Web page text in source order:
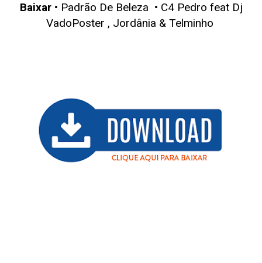
Baixar• Padrão De Beleza • C4 Pedro feat Dj
VadoPoster , Jordânia & Telminho